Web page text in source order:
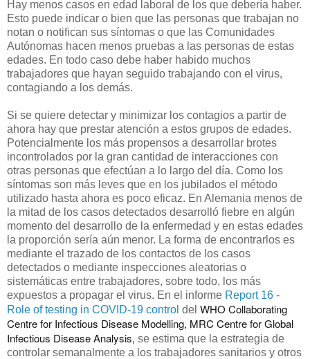
Hay menos casos en edad laboral de los que debería haber.
Esto puede indicar o bien que las personas que trabajan no
notan o notifican sus síntomas o que las Comunidades
Autónomas hacen menos pruebas a las personas de estas
edades. En todo caso debe haber habido muchos
trabajadores que hayan seguido trabajando con el virus,
contagiando a los demás.
Si se quiere detectar y minimizar los contagios a partir de
ahora hay que prestar atención a estos grupos de edades.
Potencialmente los más propensos a desarrollar brotes
incontrolados por la gran cantidad de interacciones con
otras personas que efectúan a lo largo del día. Como los
síntomas son más leves que en los jubilados el método
utilizado hasta ahora es poco eficaz. En Alemania menos de
la mitad de los casos detectados desarrolló fiebre en algún
momento del desarrollo de la enfermedad y en estas edades
la proporción sería aún menor. La forma de encontrarlos es
mediante el trazado de los contactos de los casos
detectados o mediante inspecciones aleatorias o
sistemáticas entre trabajadores, sobre todo, los más
expuestos a propagar el virus. En el informe Report 16 -
Role of testing in COVID-19 control del WHO Collaborating
Centre for Infectious Disease Modelling, MRC Centre for Global
Infectious Disease Analysis, se estima que la estrategia de
controlar semanalmente a los trabajadores sanitarios y otros